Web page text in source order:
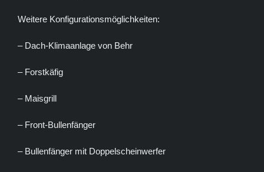
Weitere Konfigurationsmöglichkeiten:
– Dach-Klimaanlage von Behr
– Forstkäfig
– Maisgrill
– Front-Bullenfänger
– Bullenfänger mit Doppelscheinwerfer